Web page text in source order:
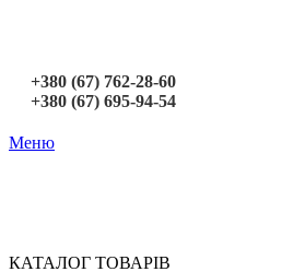
+380 (67) 762-28-60
+380 (67) 695-94-54
Меню
КАТАЛОГ ТОВАРІВ